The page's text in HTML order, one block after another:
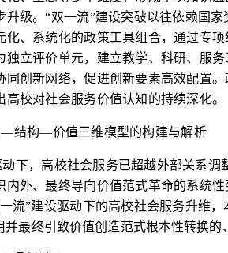
升级。“双一流”建设突破以往依赖国
化、系统化的政策工具组合，通过专
独立评价单元，建立教学、科研、服
同创新网络，促进创新要素高效配置
校对社会服务价值认知的持续深化。
—结构—价值三维模型的构建与解析
动下，高校社会服务已超越外部关系
内外、最终导向价值范式革命的系统
流”建设驱动下的高校社会服务升维，
并最终引致价值创造范式根本性转换